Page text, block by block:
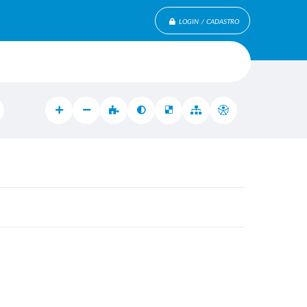
LOGIN / CADASTRO